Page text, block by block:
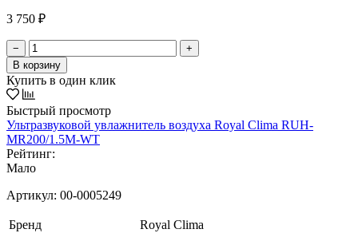
3 750 ₽
−
+
В корзину
Купить в один клик
Быстрый просмотр
Ультразвуковой увлажнитель воздуха Royal Clima RUH-
MR200/1.5M-WT
Рейтинг:
Мало
Артикул: 00-0005249
Бренд
Royal Clima